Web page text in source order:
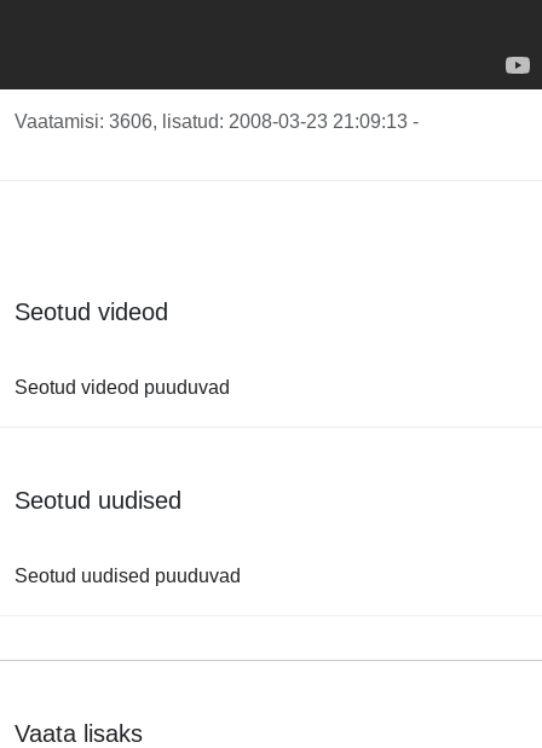
Vaatamisi: 3606, lisatud: 2008-03-23 21:09:13 -
Seotud videod
Seotud videod puuduvad
Seotud uudised
Seotud uudised puuduvad
Vaata lisaks